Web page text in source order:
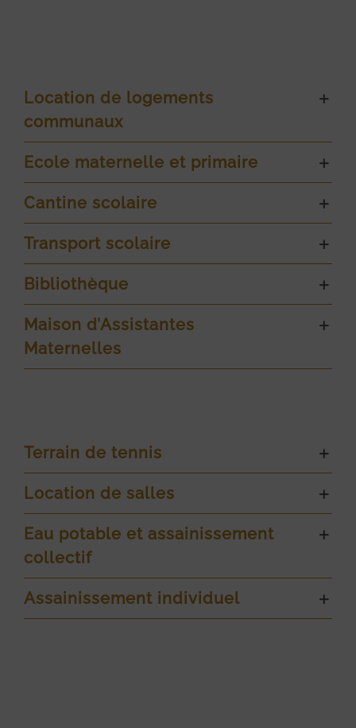
Location de logements
communaux
Ecole maternelle et primaire
Cantine scolaire
Transport scolaire
Bibliothèque
Maison d’Assistantes
Maternelles
Terrain de tennis
Location de salles
Eau potable et assainissement
collectif
Assainissement individuel